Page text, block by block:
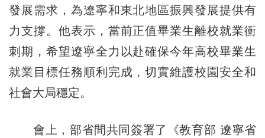
發展需求，為遼寧和東北地區振興發展提供有
力支撐。他表示，當前正值畢業生離校就業衝
刺期，希望遼寧全力以赴確保今年高校畢業生
就業目標任務順利完成，切實維護校園安全和
社會大局穩定。
會上，部省間共同簽署了《教育部 遼寧省